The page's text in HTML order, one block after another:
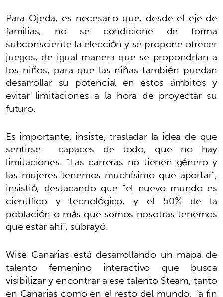
Para Ojeda, es necesario que, desde el eje de
familias, no se condicione de forma
subconsciente la elección y se propone ofrecer
juegos, de igual manera que se propondrían a
los niños, para que las niñas también puedan
desarrollar su potencial en estos ámbitos y
evitar limitaciones a la hora de proyectar su
futuro.
Es importante, insiste, trasladar la idea de que
sentirse capaces de todo, que no hay
limitaciones. “Las carreras no tienen género y
las mujeres tenemos muchísimo que aportar”,
insistió, destacando que “el nuevo mundo es
científico y tecnológico, y el 50% de la
población o más que somos nosotras tenemos
que estar ahí”, subrayó.
Wise Canarias está desarrollando un mapa de
talento femenino interactivo que busca
visibilizar y encontrar a ese talento Steam, tanto
en Canarias como en el resto del mundo, “a fin